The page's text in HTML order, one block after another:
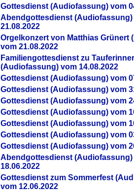
Gottesdienst (Audiofassung) vom
Abendgottesdienst (Audiofassung)
21.08.2022
Orgelkonzert von Matthias Grünert
vom 21.08.2022
Familiengottesdienst zu
(Audiofassung) vom 14.08.2022
Gottesdienst (Audiofassung) vom
Gottesdienst (Audiofassung) vom
Gottesdienst (Audiofassung) vom
Gottesdienst (Audiofassung) vom
Gottesdienst (Audiofassung) vom
Gottesdienst (Audiofassung) vom
Gottesdienst (Audiofassung) vom
Abendgottesdienst (Audiofassung)
18.06.2022
Gottesdienst zum Sommerfest
vom 12.06.2022